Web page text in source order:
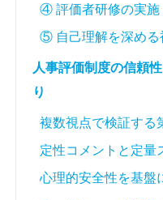
④ 評価者研修の実施
⑤ 自己理解を深める
人事評価制度の信頼
り
複数視点で検証する
定性コメントと定量
心理的安全性を基盤